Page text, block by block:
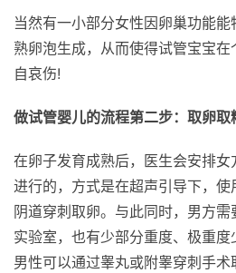
当然有一小部分女性因卵巢功能
熟卵泡生成，从而使得试管宝宝在
自哀伤!
做试管婴儿的流程第二步：取卵取
在卵子发育成熟后，医生会安排
进行的，方式是在超声引导下，
阴道穿刺取卵。与此同时，男方
实验室，也有少部分重度、极重
男性可以通过睾丸或附睾穿刺手